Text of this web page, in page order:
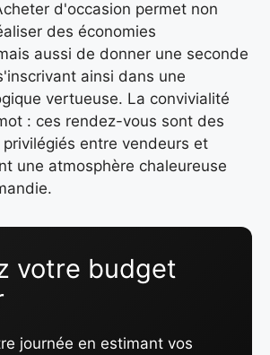
d'occasion permet non
des économies
aussi de donner une seconde
ainsi dans une
vertueuse. La convivialité
: ces rendez-vous sont des
entre vendeurs et
une atmosphère chaleureuse
votre budget
journée en estimant vos